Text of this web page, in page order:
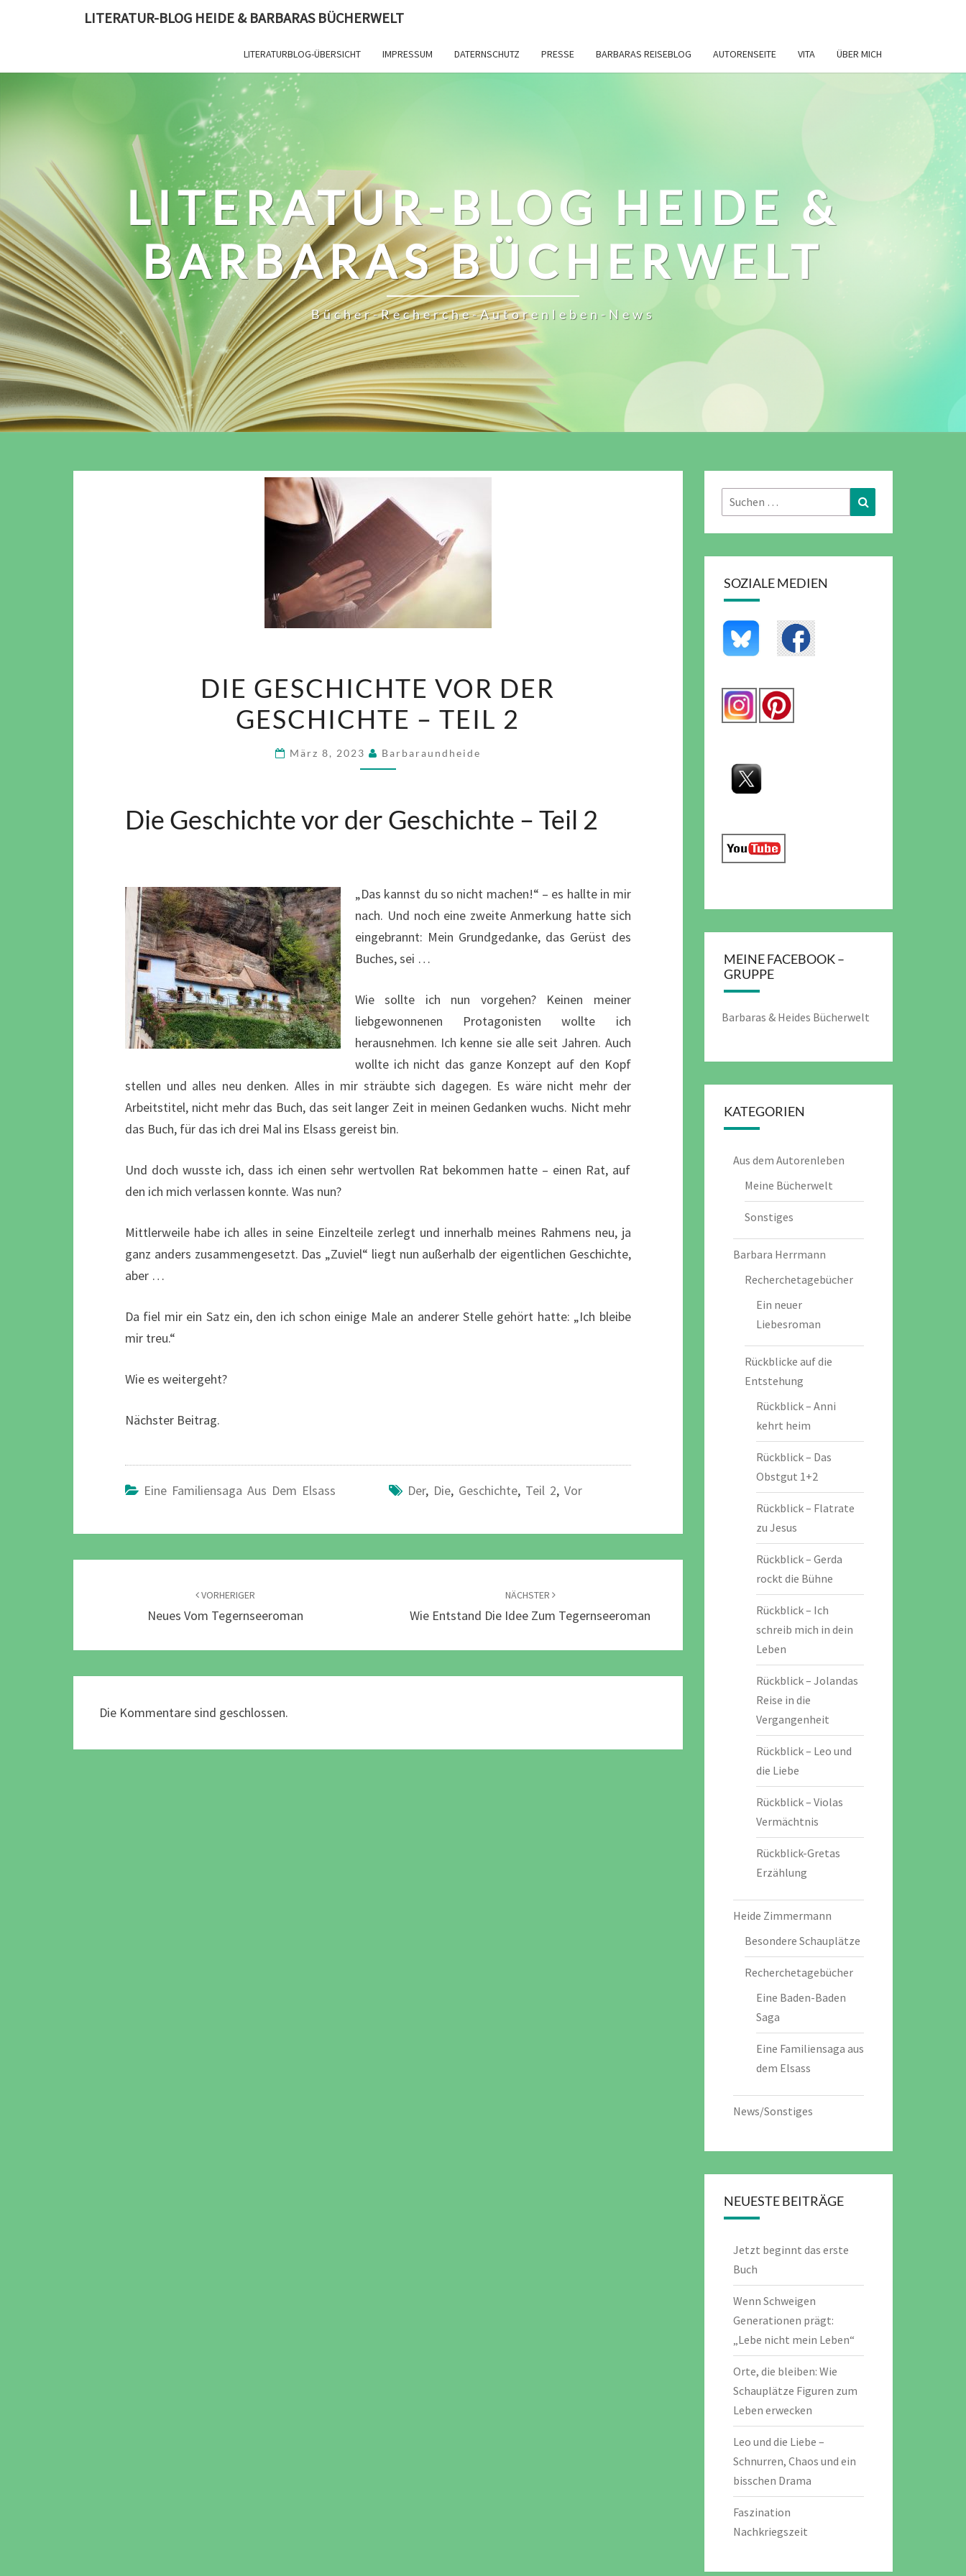
LITERATUR-BLOG HEIDE & BARBARAS BÜCHERWELT
LITERATURBLOG-ÜBERSICHT IMPRESSUM DATERNSCHUTZ PRESSE BARBARAS REISEBLOG AUTORENSEITE VITA ÜBER MICH
LITERATUR-BLOG HEIDE &
BARBARAS BÜCHERWELT
Bücher-Recherche-Autorenleben-News
GESCHICHTE
VOR
DER
GESCHICHTE
2
DIE GESCHICHTE VOR DER
GESCHICHTE – TEIL 2
März 8, 2023 Barbaraundheide
Die Geschichte vor der Geschichte – Teil 2
„Das kannst du so nicht machen!“ – es hallte in mir
nach. Und noch eine zweite Anmerkung hatte sich
eingebrannt: Mein Grundgedanke, das Gerüst des
Buches, sei …
Wie sollte ich nun vorgehen? Keinen meiner
liebgewonnenen Protagonisten wollte ich
herausnehmen. Ich kenne sie alle seit Jahren. Auch
wollte ich nicht das ganze Konzept auf den Kopf
stellen und alles neu denken. Alles in mir sträubte sich dagegen. Es wäre nicht mehr der
Arbeitstitel, nicht mehr das Buch, das seit langer Zeit in meinen Gedanken wuchs. Nicht mehr
das Buch, für das ich drei Mal ins Elsass gereist bin.
Und doch wusste ich, dass ich einen sehr wertvollen Rat bekommen hatte – einen Rat, auf
den ich mich verlassen konnte. Was nun?
Mittlerweile habe ich alles in seine Einzelteile zerlegt und innerhalb meines Rahmens neu, ja
ganz anders zusammengesetzt. Das „Zuviel“ liegt nun außerhalb der eigentlichen Geschichte,
aber …
Da fiel mir ein Satz ein, den ich schon einige Male an anderer Stelle gehört hatte: „Ich bleibe
mir treu.“
Wie es weitergeht?
Nächster Beitrag.
Eine Familiensaga Aus Dem Elsass Der, Die, Geschichte, Teil 2, Vor
VORHERIGER
Neues Vom Tegernseeroman
NÄCHSTER
Wie Entstand Die Idee Zum Tegernseeroman
Die Kommentare sind geschlossen.
Suchen
nach:
SOZIALE MEDIEN
MEINE FACEBOOK –
GRUPPE
Barbaras & Heides Bücherwelt
KATEGORIEN
Aus dem Autorenleben
Meine Bücherwelt
Sonstiges
Barbara Herrmann
Recherchetagebücher
Ein neuer
Liebesroman
Rückblicke auf die
Entstehung
Rückblick – Anni
kehrt heim
Rückblick – Das
Obstgut 1+2
Rückblick – Flatrate
zu Jesus
Rückblick – Gerda
rockt die Bühne
Rückblick – Ich
schreib mich in dein
Leben
Rückblick – Jolandas
Reise in die
Vergangenheit
Rückblick – Leo und
die Liebe
Rückblick – Violas
Vermächtnis
Rückblick-Gretas
Erzählung
Heide Zimmermann
Besondere Schauplätze
Recherchetagebücher
Eine Baden-Baden
Saga
Eine Familiensaga aus
dem Elsass
News/Sonstiges
NEUESTE BEITRÄGE
Jetzt beginnt das erste
Buch
Wenn Schweigen
Generationen prägt:
„Lebe nicht mein Leben“
Orte, die bleiben: Wie
Schauplätze Figuren zum
Leben erwecken
Leo und die Liebe –
Schnurren, Chaos und ein
bisschen Drama
Faszination
Nachkriegszeit